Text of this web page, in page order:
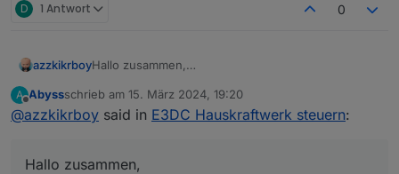
D 1 Antwort 0
azzkikrboyHallo zusammen,
Anlage ohne 70% EEG Begrenzung?
A
Offline
Abyssschrieb am 15. März 2024, 19:20
zuletzt editiert von
@azzkikrboy said in E3DC Hauskraftwerk steuern:
Hallo zusammen,